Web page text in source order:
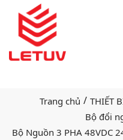
Trang chủ / THIẾT
Bộ đổi
Bộ Nguồn 3 PHA 48VDC